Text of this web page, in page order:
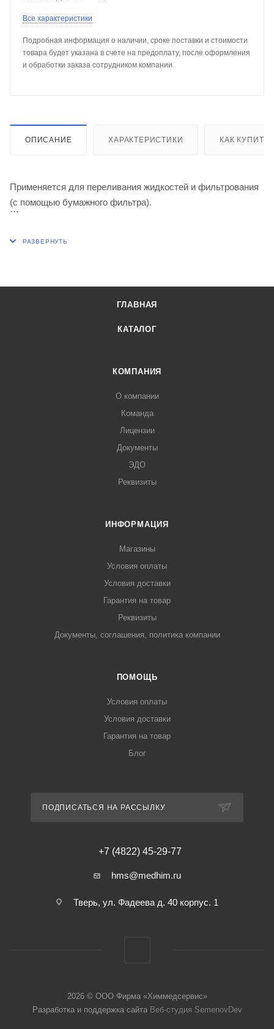
Все характеристики
Подробная информация о наличии, сроке поставки и стоимости
товара будет указана в счете на предоплату, после оформления
и обработки заказа сотрудником компании
ОПИСАНИЕ ХАРАКТЕРИСТИКИ КАК КУПИТЬ
Применяется для переливания жидкостей и фильтрования
(с помощью бумажного фильтра).
ГЛАВНАЯ
КАТАЛОГ
КОМПАНИЯ
О компании
Команда
Лицензии
Документы
ЭДО
Реквизиты
ИНФОРМАЦИЯ
Магазины
Условия оплаты
Условия доставки
Гарантия на товар
Реквизиты
Документы, соглашения, политика компании
ПОМОЩЬ
Условия оплаты
Условия доставки
Гарантия на товар
Блог
ПОДПИСАТЬСЯ НА РАССЫЛКУ
+7 (4822) 45-29-77
hms@medhim.ru
Тверь, ул. Фадеева д. 40 корпус. 1
2026 © ООО Фирма «Химмедсервис»
Разработка и поддержка сайта Веб-студия SemenovDev